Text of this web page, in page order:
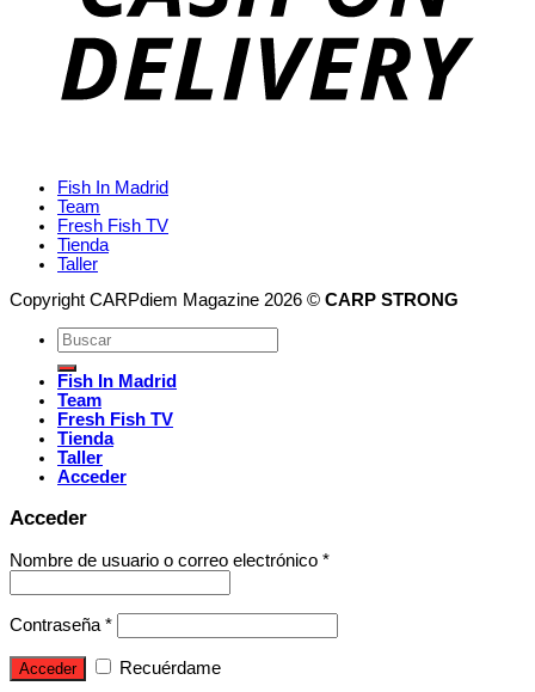
Fish In Madrid
Team
Fresh Fish TV
Tienda
Taller
Copyright CARPdiem Magazine 2026 © CARP STRONG
Fish In Madrid
Team
Fresh Fish TV
Tienda
Taller
Acceder
Acceder
Nombre de usuario o correo electrónico *
Contraseña *
Acceder Recuérdame